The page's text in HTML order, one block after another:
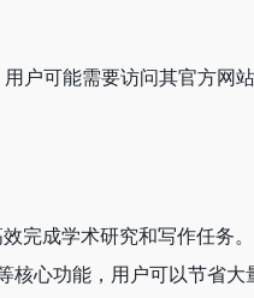
户可能需要访问其官方网
完成学术研究和写作任务
核心功能，用户可以节省